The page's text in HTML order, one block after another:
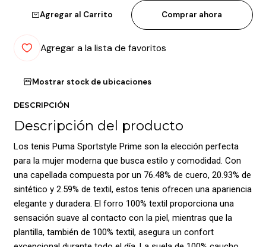
Agregar al Carrito Comprar ahora
Agregar a la lista de favoritos
Mostrar stock de ubicaciones
DESCRIPCIÓN
Descripción del producto
Los tenis Puma Sportstyle Prime son la elección perfecta
para la mujer moderna que busca estilo y comodidad. Con
una capellada compuesta por un 76.48% de cuero, 20.93% de
sintético y 2.59% de textil, estos tenis ofrecen una apariencia
elegante y duradera. El forro 100% textil proporciona una
sensación suave al contacto con la piel, mientras que la
plantilla, también de 100% textil, asegura un confort